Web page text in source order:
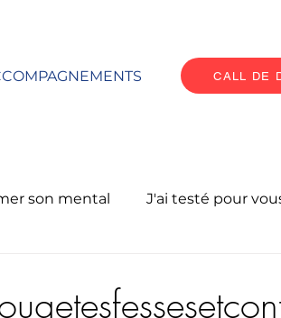
CALL DE
son mental J'ai testé pour